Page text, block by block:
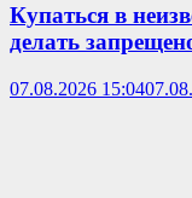
Купаться в
делать
07.08.2026 15:04